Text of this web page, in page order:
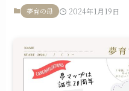
夢育の母 2024年1月19日